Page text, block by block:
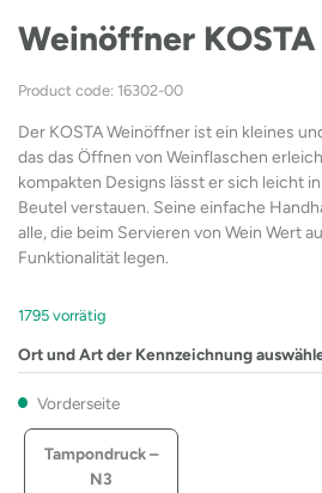
Weinöffner KOSTA
Product code: 16302-00
Der KOSTA Weinöffner ist ein kleines
das das Öffnen von Weinflaschen
kompakten Designs lässt er sich leicht
Beutel verstauen. Seine einfache
alle, die beim Servieren von Wein Wert
Funktionalität legen.
1795 vorrätig
Ort und Art der Kennzeichnung
Vorderseite
Tampondruck –
N3